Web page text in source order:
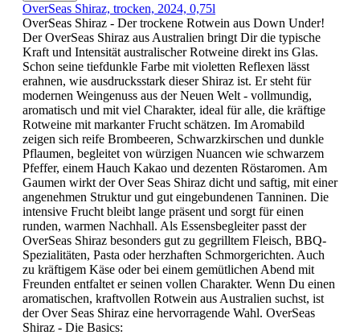
OverSeas Shiraz, trocken, 2024, 0,75l
OverSeas Shiraz - Der trockene Rotwein aus Down Under!
Der OverSeas Shiraz aus Australien bringt Dir die typische
Kraft und Intensität australischer Rotweine direkt ins Glas.
Schon seine tiefdunkle Farbe mit violetten Reflexen lässt
erahnen, wie ausdrucksstark dieser Shiraz ist. Er steht für
modernen Weingenuss aus der Neuen Welt - vollmundig,
aromatisch und mit viel Charakter, ideal für alle, die kräftige
Rotweine mit markanter Frucht schätzen. Im Aromabild
zeigen sich reife Brombeeren, Schwarzkirschen und dunkle
Pflaumen, begleitet von würzigen Nuancen wie schwarzem
Pfeffer, einem Hauch Kakao und dezenten Röstaromen. Am
Gaumen wirkt der Over Seas Shiraz dicht und saftig, mit einer
angenehmen Struktur und gut eingebundenen Tanninen. Die
intensive Frucht bleibt lange präsent und sorgt für einen
runden, warmen Nachhall. Als Essensbegleiter passt der
OverSeas Shiraz besonders gut zu gegrilltem Fleisch, BBQ-
Spezialitäten, Pasta oder herzhaften Schmorgerichten. Auch
zu kräftigem Käse oder bei einem gemütlichen Abend mit
Freunden entfaltet er seinen vollen Charakter. Wenn Du einen
aromatischen, kraftvollen Rotwein aus Australien suchst, ist
der Over Seas Shiraz eine hervorragende Wahl. OverSeas
Shiraz - Die Basics: